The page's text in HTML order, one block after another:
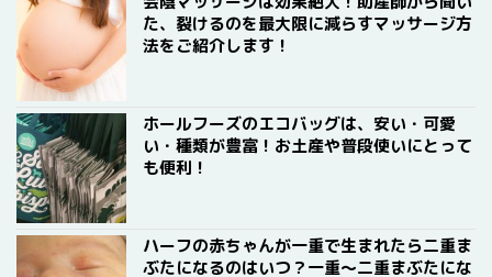
た、裂けるのを最大限に減らすマッサージ方
法をご紹介します！
ホールフーズのエコバッグは、安い・可愛
い・種類が豊富！お土産や普段使いにとって
も便利！
ハーフの赤ちゃんが一重で生まれたら二重ま
ぶたになるのはいつ？一重〜二重まぶたにな